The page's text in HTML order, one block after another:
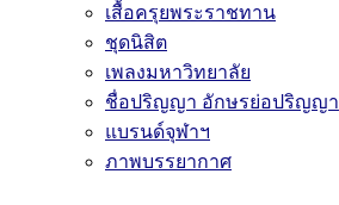
เสื้อครุยพระราชทาน
ชุดนิสิต
เพลงมหาวิทยาลัย
ชื่อปริญญา อักษรย่อปริญญา
แบรนด์จุฬาฯ
ภาพบรรยากาศ